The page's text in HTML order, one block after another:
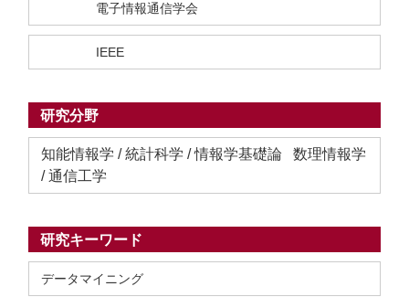
電子情報通信学会
IEEE
研究分野
知能情報学 / 統計科学 / 情報学基礎論 数理情報学
/ 通信工学
研究キーワード
データマイニング